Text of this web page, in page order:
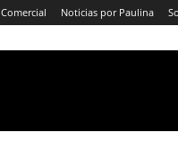
Comercial Noticias por Paulina